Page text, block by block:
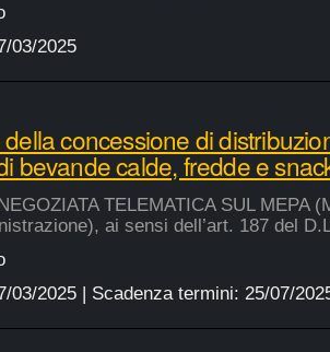
03/2025
concessione di
bevande calde, fredde e
TELEMATICA SUL MEPA
ai sensi dell’art. 187 del
03/2025| Scadenza termini: 25/07/